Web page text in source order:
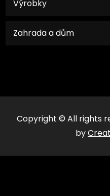
Výrobky
Zahrada a dům
Copyright © All rights
by